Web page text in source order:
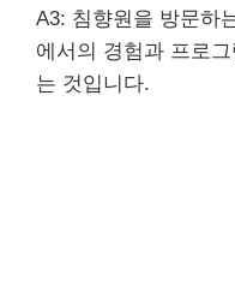
A3: 침향원을 방문하
에서의 경험과 프로
는 것입니다.